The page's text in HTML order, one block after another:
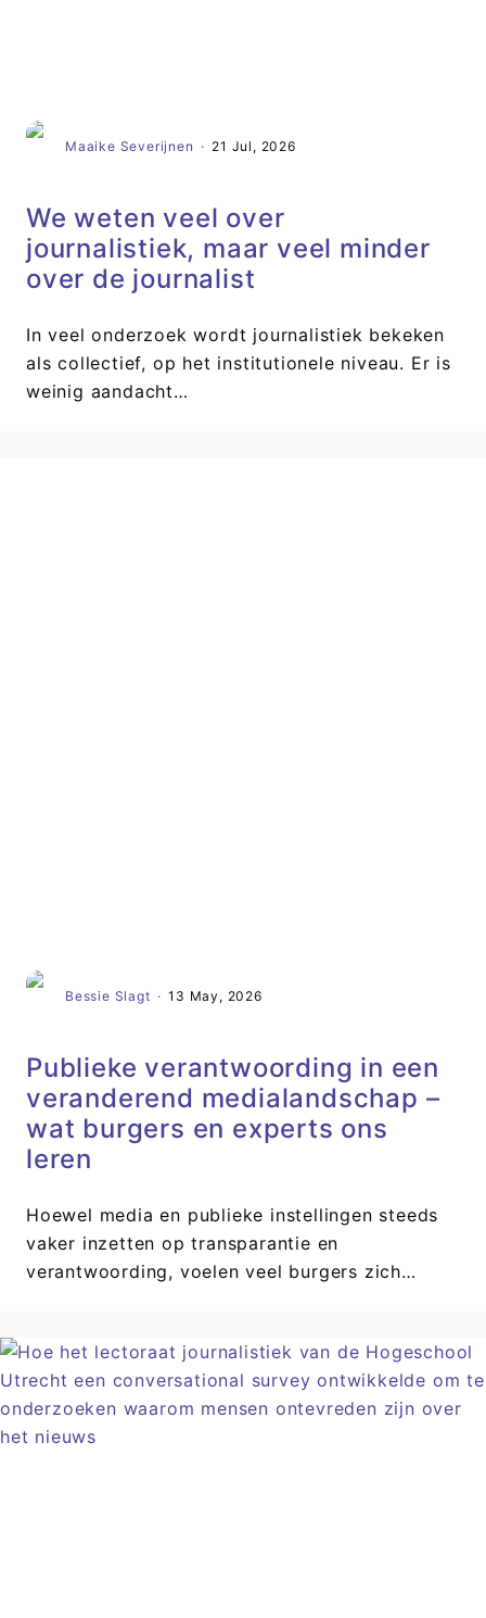
Maaike Severijnen · 21 Jul, 2026
We weten veel over
journalistiek, maar veel minder
over de journalist
In veel onderzoek wordt journalistiek bekeken
als collectief, op het institutionele niveau. Er is
weinig aandacht…
Bessie Slagt · 13 May, 2026
Publieke verantwoording in een
veranderend medialandschap –
wat burgers en experts ons
leren
Hoewel media en publieke instellingen steeds
vaker inzetten op transparantie en
verantwoording, voelen veel burgers zich…